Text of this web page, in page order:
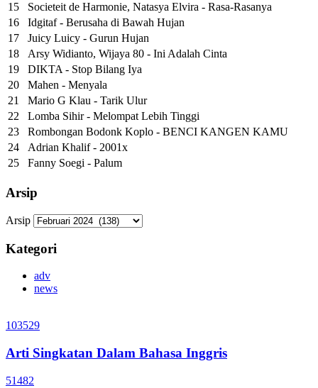
15
Societeit de Harmonie, Natasya Elvira - Rasa-Rasanya
16
Idgitaf - Berusaha di Bawah Hujan
17
Juicy Luicy - Gurun Hujan
18
Arsy Widianto, Wijaya 80 - Ini Adalah Cinta
19
DIKTA - Stop Bilang Iya
20
Mahen - Menyala
21
Mario G Klau - Tarik Ulur
22
Lomba Sihir - Melompat Lebih Tinggi
23
Rombongan Bodonk Koplo - BENCI KANGEN KAMU
24
Adrian Khalif - 2001x
25
Fanny Soegi - Palum
Arsip
Arsip
Kategori
adv
news
103529
Arti Singkatan Dalam Bahasa Inggris
51482